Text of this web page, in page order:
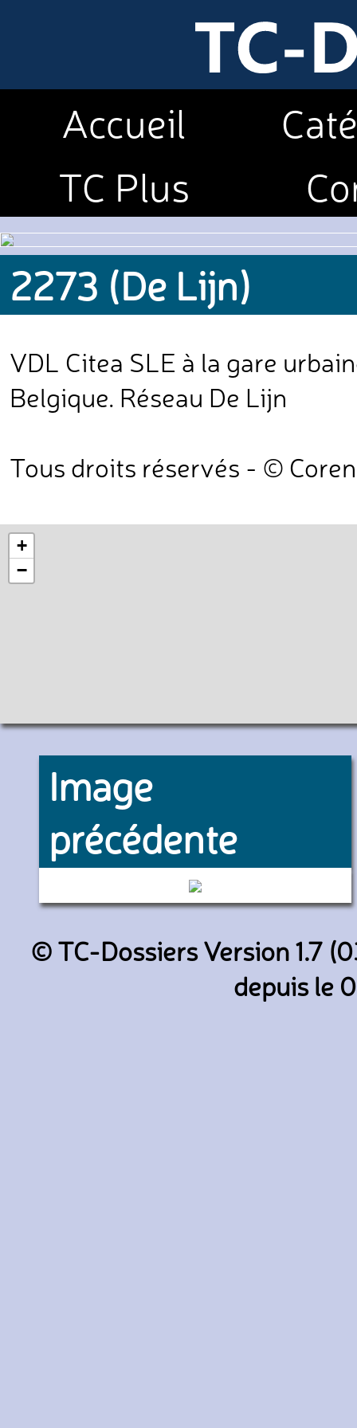
Accueil
TC Plus
2273 (De Lijn)
VDL Citea SLE à la gare
Belgique. Réseau De Lijn
Tous droits réservés - ©
+
−
Image
précédente
6361 (De Lijn)
© TC-Dossiers Version 1.7
depuis le